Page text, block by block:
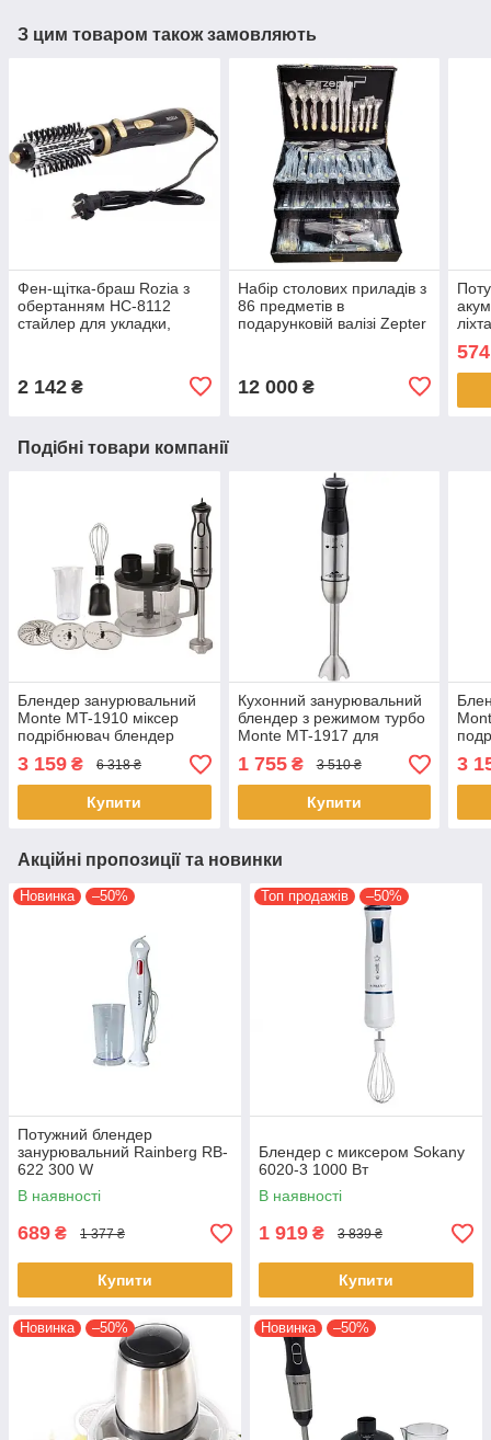
З цим товаром також замовляють
Фен-щітка-браш Rozia з
обертанням HC-8112
стайлер для укладки,
2 142 ₴
Набір столових приладів з
86 предметів в
подарунковій валізі Zepter
12 000₴
usb
574
Подібні товари компанії
Блендер занурювальний
Monte MT-1910 міксер
подрібнювач блендер
чорний 1000 Вт
3 159 ₴ 6 318 ₴
Купити
Кухонний занурювальний
блендер з режимом турбо
Monte MT-1917 для
подрібнення чорний 1500
Вт
1 755₴ 3 510 ₴
Купити
3
Акційні пропозиції та новинки
Новинка –50%
Потужний блендер
занурювальний Rainberg RB-
622 300 W
багатофункціональний
занурювальний ручний
подрібнювач
В наявності
689 ₴ 1 377 ₴
Купити
Топ продажів –50%
Блендер с миксером Sokany
6020-3 1000 Вт
В наявності
1 919 ₴ 3 839 ₴
Купити
Новинка –50% Новинка –50%